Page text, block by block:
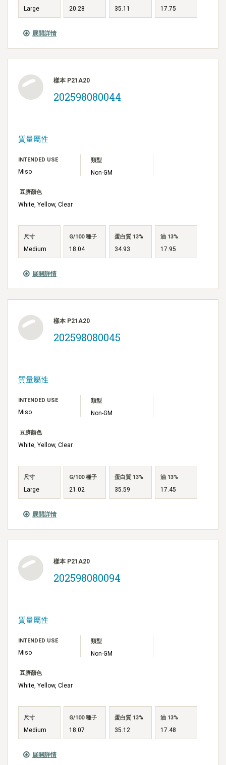
展開詳情
Large 20.28 35.11 17.75
展開詳情
樣本 P21A20
202598080044
質量屬性
INTENDED USE
Miso
類型
Non-GM
豆臍顏色
White, Yellow, Clear
尺寸
Medium
G/100 種子
18.04
蛋白質 13%
34.93
油 13%
17.95
展開詳情
樣本 P21A20
202598080045
質量屬性
INTENDED USE
Miso
類型
Non-GM
豆臍顏色
White, Yellow, Clear
尺寸
Large
G/100 種子
21.02
蛋白質 13%
35.59
油 13%
17.45
展開詳情
樣本 P21A20
202598080094
質量屬性
INTENDED USE
Miso
類型
Non-GM
豆臍顏色
White, Yellow, Clear
尺寸
Medium
G/100 種子
18.07
蛋白質 13%
35.12
油 13%
17.48